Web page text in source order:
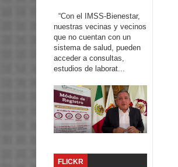
“Con el IMSS-Bienestar,
nuestras vecinas y vecinos
que no cuentan con un
sistema de salud, pueden
acceder a consultas,
estudios de laborat...
FLICKR